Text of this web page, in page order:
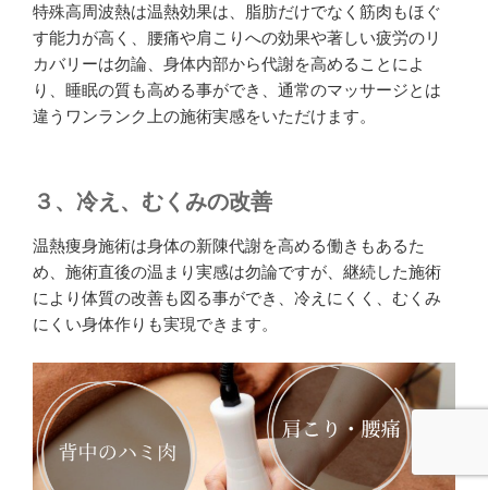
特殊高周波熱は温熱効果は、脂肪だけでなく筋肉もほぐ
す能力が高く、腰痛や肩こりへの効果や著しい疲労のリ
カバリーは勿論、身体内部から代謝を高めることによ
り、睡眠の質も高める事ができ、通常のマッサージとは
違うワンランク上の施術実感をいただけます。
３、冷え、むくみの改善
温熱痩身施術は身体の新陳代謝を高める働きもあるた
め、施術直後の温まり実感は勿論ですが、継続した施術
により体質の改善も図る事ができ、冷えにくく、むくみ
にくい身体作りも実現できます。